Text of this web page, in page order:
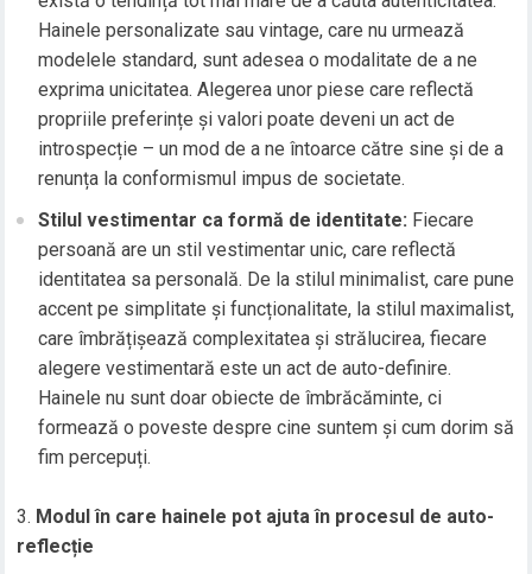
Hainele personalizate sau vintage, care nu urmează
modelele standard, sunt adesea o modalitate de a ne
exprima unicitatea. Alegerea unor piese care reflectă
propriile preferințe și valori poate deveni un act de
introspecție – un mod de a ne întoarce către sine și de a
renunța la conformismul impus de societate.
Stilul vestimentar ca formă de identitate: Fiecare
persoană are un stil vestimentar unic, care reflectă
identitatea sa personală. De la stilul minimalist, care pune
accent pe simplitate și funcționalitate, la stilul maximalist,
care îmbrățișează complexitatea și strălucirea, fiecare
alegere vestimentară este un act de auto-definire.
Hainele nu sunt doar obiecte de îmbrăcăminte, ci
formează o poveste despre cine suntem și cum dorim să
fim percepuți.
Modul în care hainele pot ajuta în procesul de auto-
reflecție